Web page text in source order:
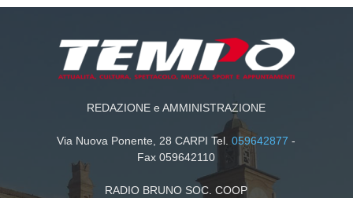
REDAZIONE e AMMINISTRAZIONE
Via Nuova Ponente, 28 CARPI Tel.059642877 -
Fax 059642110
RADIO BRUNO SOC. COOP